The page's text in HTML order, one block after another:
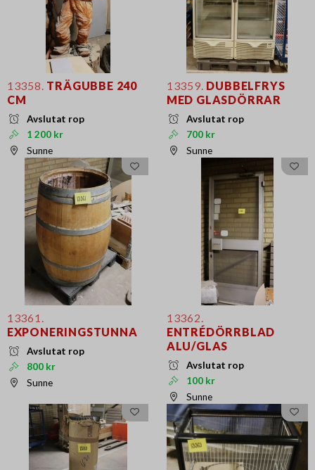
13358. TRÄGUBBE 240
CM
Avslutat rop
1 200 kr
Sunne
13359. DUBBELFRYS
MED GLASDÖRRAR
Avslutat rop
700 kr
Sunne
13361.
EXPONERINGSTUNNA
Avslutat rop
800 kr
Sunne
13362.
ENTRÉDÖRRBLAD
ALU/GLAS
Avslutat rop
100 kr
Sunne